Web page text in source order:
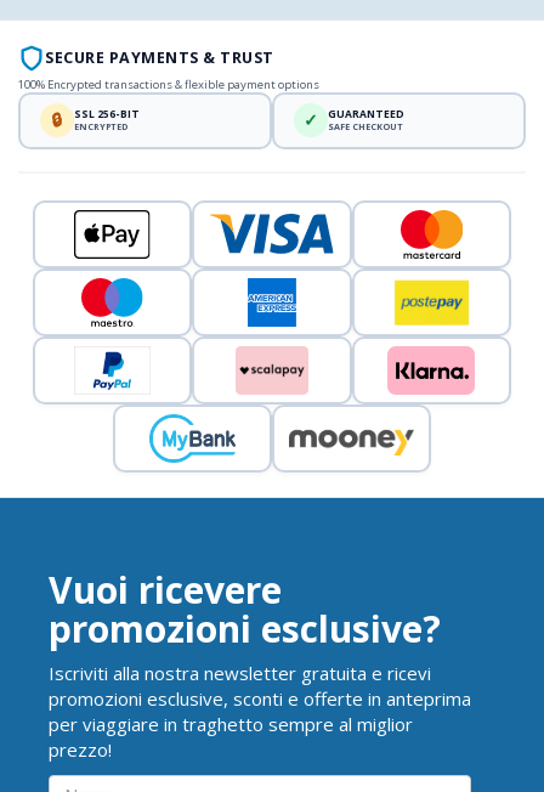
SECURE PAYMENTS & TRUST
100% Encrypted transactions & flexible payment options
🔒 SSL 256-BIT
ENCRYPTED ✓ GUARANTEED
SAFE CHECKOUT
Vuoi ricevere
promozioni esclusive?
Iscriviti alla nostra newsletter gratuita e ricevi
promozioni esclusive, sconti e offerte in anteprima
per viaggiare in traghetto sempre al miglior
prezzo!